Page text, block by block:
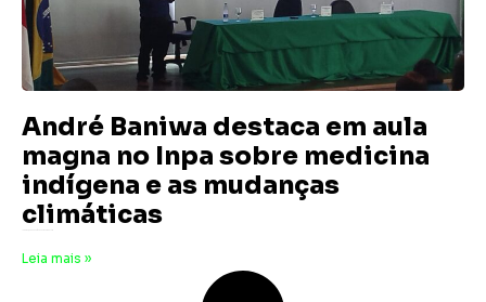
André Baniwa destaca em aula
magna no Inpa sobre medicina
indígena e as mudanças
climáticas
Leia mais »